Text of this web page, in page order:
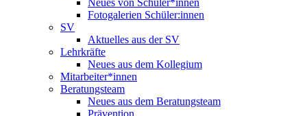
Neues von Schüler*innen
Fotogalerien Schüler:innen
SV
Aktuelles aus der SV
Lehrkräfte
Neues aus dem Kollegium
Mitarbeiter*innen
Beratungsteam
Neues aus dem Beratungsteam